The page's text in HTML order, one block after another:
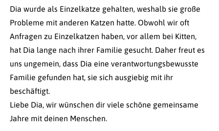
Dia wurde als Einzelkatze gehalten, weshalb sie große
Probleme mit anderen Katzen hatte. Obwohl wir oft
Anfragen zu Einzelkatzen haben, vor allem bei Kitten,
hat Dia lange nach ihrer Familie gesucht. Daher freut es
uns ungemein, dass Dia eine verantwortungsbewusste
Familie gefunden hat, sie sich ausgiebig mit ihr
beschäftigt.
Liebe Dia, wir wünschen dir viele schöne gemeinsame
Jahre mit deinen Menschen.